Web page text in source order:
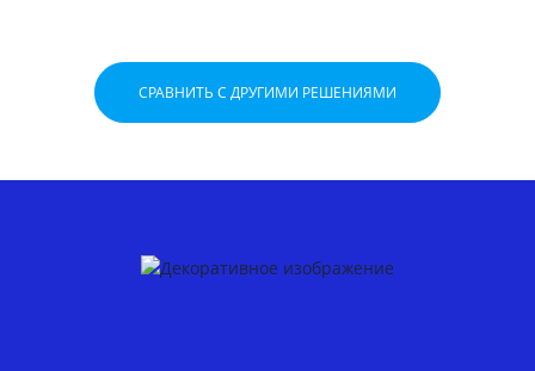
СРАВНИТЬ С ДРУГИМИ РЕШЕНИЯМИ